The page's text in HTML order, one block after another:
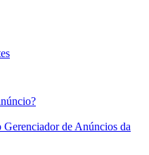
de Anúncios da